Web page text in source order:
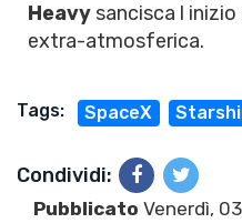
Heavy sancisca l
extra-atmosferica.
Tags: SpaceX
Condividi:
Pubblicato Venerdì,